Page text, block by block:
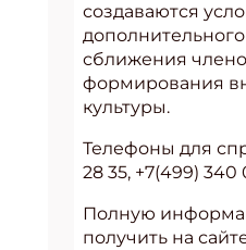
создаваются
сближения
формирования
культуры.
Телефоны для
28 35, +7(499) 340
Полную
получить на